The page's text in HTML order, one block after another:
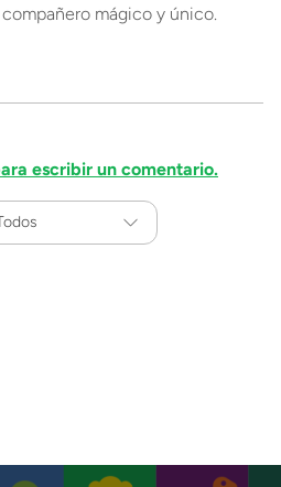
mágico y único.
escribir un comentario.